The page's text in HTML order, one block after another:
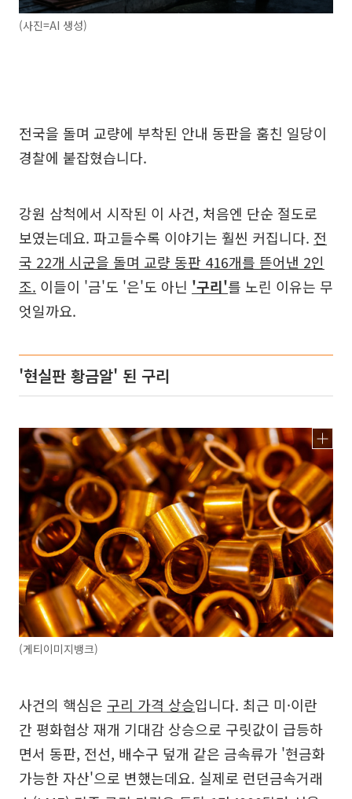
(사진=AI 생성)
전국을 돌며 교량에 부착된 안내 동판을 훔친 일당이
경찰에 붙잡혔습니다.
강원 삼척에서 시작된 이 사건, 처음엔 단순 절도로
보였는데요. 파고들수록 이야기는 훨씬 커집니다. 전
국 22개 시군을 돌며 교량 동판 416개를 뜯어낸 2인
조. 이들이 '금'도 '은'도 아닌 '구리'를 노린 이유는 무
엇일까요.
'현실판 황금알' 된 구리
(게티이미지뱅크)
사건의 핵심은 구리 가격 상승입니다. 최근 미·이란
간 평화협상 재개 기대감 상승으로 구릿값이 급등하
면서 동판, 전선, 배수구 덮개 같은 금속류가 '현금화
가능한 자산'으로 변했는데요. 실제로 런던금속거래